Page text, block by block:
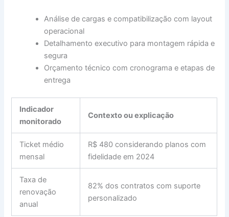
Análise de cargas e compatibilização com layout
operacional
Detalhamento executivo para montagem rápida e
segura
Orçamento técnico com cronograma e etapas de
entrega
Indicador
monitorado
Contexto ou explicação
Ticket médio
mensal
R$ 480 considerando planos com
fidelidade em 2024
Taxa de
renovação
anual
82% dos contratos com suporte
personalizado